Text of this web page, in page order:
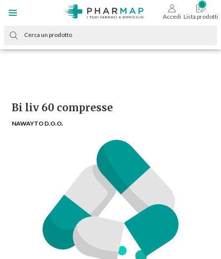
Accedi Lista prodotti
Bi liv 60 compresse
NAWAYTO D.O.O.